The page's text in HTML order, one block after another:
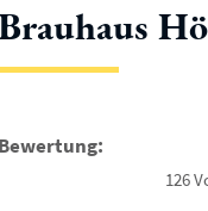
Bewertung:
126